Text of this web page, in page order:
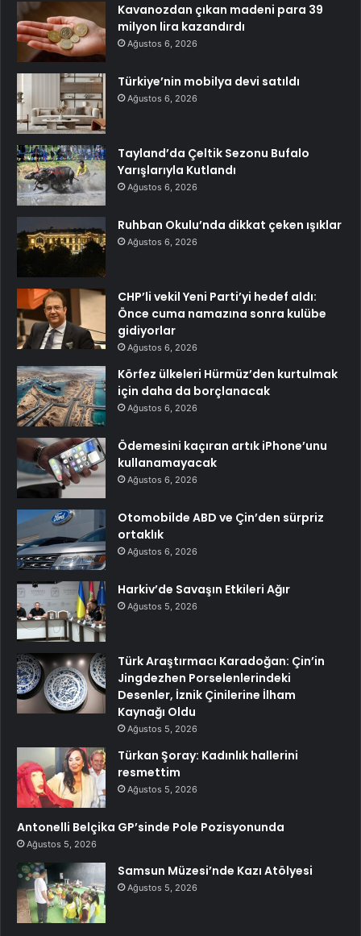
Kavanozdan çıkan madeni para 39
milyon lira kazandırdı
Ağustos 6, 2026
Türkiye’nin mobilya devi satıldı
Ağustos 6, 2026
Tayland’da Çeltik Sezonu Bufalo
Yarışlarıyla Kutlandı
Ağustos 6, 2026
Ruhban Okulu’nda dikkat çeken ışıklar
Ağustos 6, 2026
CHP’li vekil Yeni Parti’yi hedef aldı:
Önce cuma namazına sonra kulübe
gidiyorlar
Ağustos 6, 2026
Körfez ülkeleri Hürmüz’den kurtulmak
için daha da borçlanacak
Ağustos 6, 2026
Ödemesini kaçıran artık iPhone’unu
kullanamayacak
Ağustos 6, 2026
Otomobilde ABD ve Çin’den sürpriz
ortaklık
Ağustos 6, 2026
Harkiv’de Savaşın Etkileri Ağır
Ağustos 5, 2026
Türk Araştırmacı Karadoğan: Çin’in
Jingdezhen Porselenlerindeki
Desenler, İznik Çinilerine İlham
Kaynağı Oldu
Ağustos 5, 2026
Türkan Şoray: Kadınlık hallerini
resmettim
Ağustos 5, 2026
Antonelli Belçika GP’sinde Pole Pozisyonunda
Ağustos 5, 2026
Samsun Müzesi’nde Kazı Atölyesi
Ağustos 5, 2026